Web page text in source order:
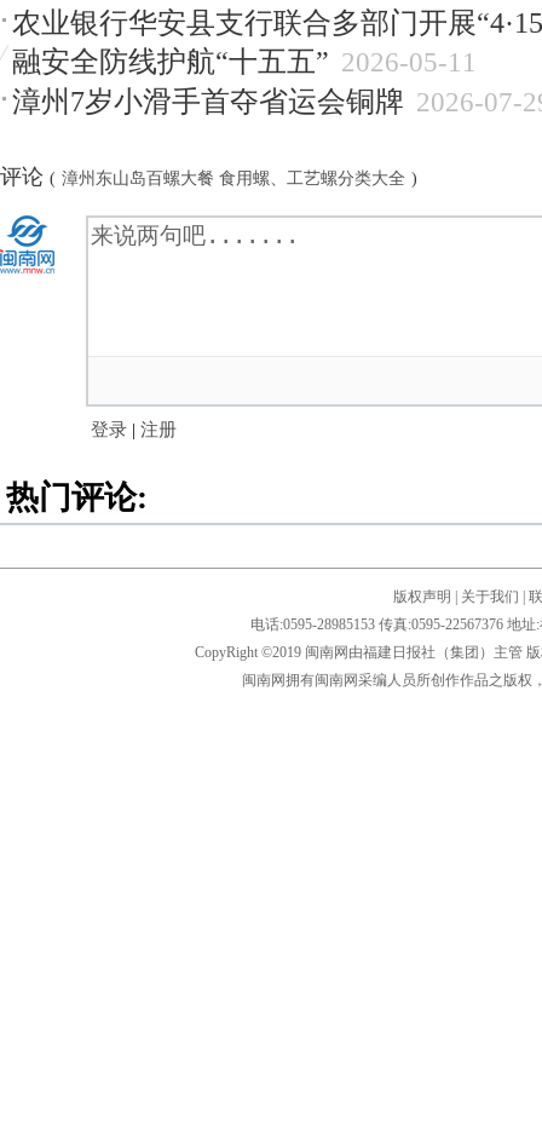
农业银行华安县支行联合多部门开展
融安全防线护航“十五五” 2026-05-11
漳州7岁小滑手首夺省运会铜牌 2026-07-
评论 ( 漳州东山岛百螺大餐 食用螺、工艺螺分类大全 )
登录 | 注册
热门评论:
版权声明 关于我们
电话:0595-28985153 传真:0595-22567376 地
CopyRight ©2019 闽南网由福建日报社（集团）主管
闽南网拥有闽南网采编人员所创作作品之版